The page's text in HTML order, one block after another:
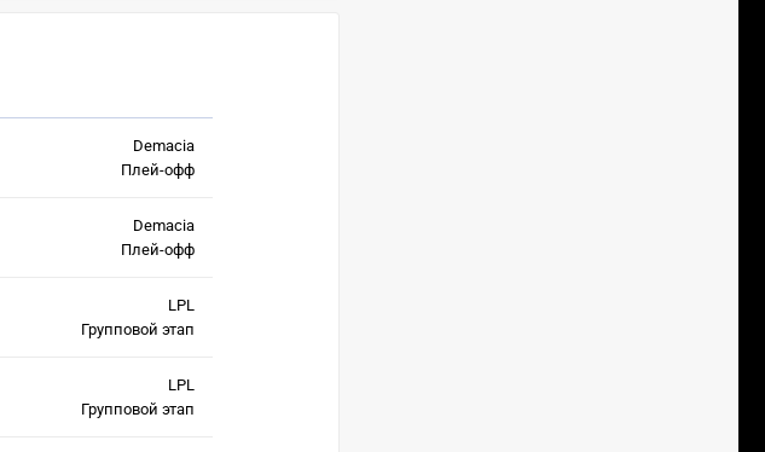
Demacia
Плей-офф
Demacia
Плей-офф
LPL
Групповой этап
LPL
Групповой этап